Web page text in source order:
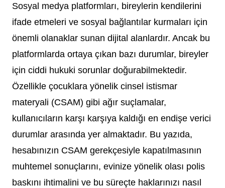
Sosyal medya platformları, bireylerin kendilerini
ifade etmeleri ve sosyal bağlantılar kurmaları için
önemli olanaklar sunan dijital alanlardır. Ancak bu
platformlarda ortaya çıkan bazı durumlar, bireyler
için ciddi hukuki sorunlar doğurabilmektedir.
Özellikle çocuklara yönelik cinsel istismar
materyali (CSAM) gibi ağır suçlamalar,
kullanıcıların karşı karşıya kaldığı en endişe verici
durumlar arasında yer almaktadır. Bu yazıda,
hesabınızın CSAM gerekçesiyle kapatılmasının
muhtemel sonuçlarını, evinize yönelik olası polis
baskını ihtimalini ve bu süreçte haklarınızı nasıl